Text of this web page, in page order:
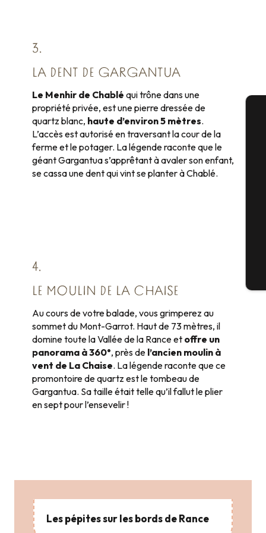
3.
LA DENT DE GARGANTUA
Le Menhir de Chablé qui trône dans une
propriété privée, est une pierre dressée de
quartz blanc, haute d’environ 5 mètres.
L’accès est autorisé en traversant la cour de la
ferme et le potager. La légende raconte que le
géant Gargantua s’apprêtant à avaler son enfant,
se cassa une dent qui vint se planter à Chablé.
4.
LE MOULIN DE LA CHAISE
Au cours de votre balade, vous grimperez au
sommet du Mont-Garrot. Haut de 73 mètres, il
domine toute la Vallée de la Rance et offre un
panorama à 360°, près de l’ancien moulin à
vent de La Chaise. La légende raconte que ce
promontoire de quartz est le tombeau de
Gargantua. Sa taille était telle qu’il fallut le plier
en sept pour l’ensevelir !
Les pépites sur les bords de Rance